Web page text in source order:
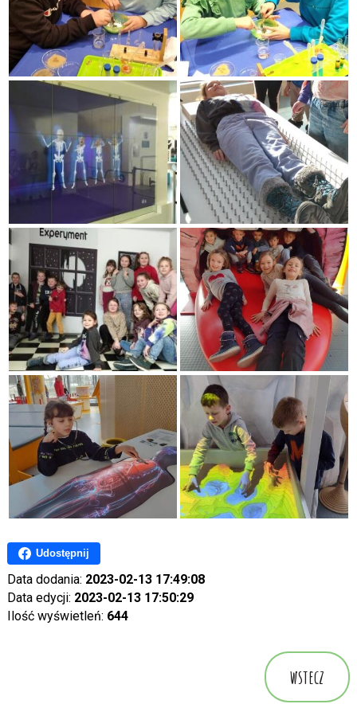
Udostępnij
Data dodania: 2023-02-13 17:49:08
Data edycji: 2023-02-13 17:50:29
Ilość wyświetleń: 644
wstecz